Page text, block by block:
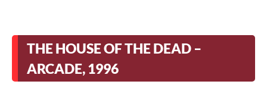
THE HOUSE OF THE DEAD –
ARCADE, 1996